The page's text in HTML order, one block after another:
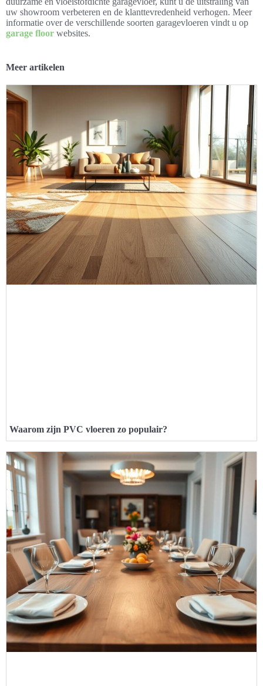
uw showroom verbeteren en de klanttevredenheid verhogen. Meer
informatie over de verschillende soorten garagevloeren vindt u op
garage floor websites.
Meer artikelen
Waarom zijn PVC vloeren zo populair?